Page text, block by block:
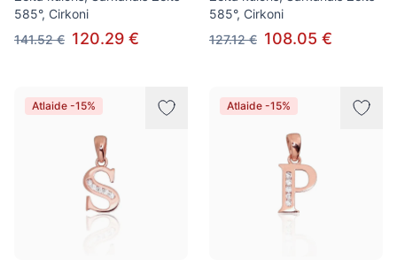
585°, Cirkoni
141.52 € 120.29 €
585°, Cirkoni
127.12 € 108.05 €
Atlaide -15% Atlaide -15%